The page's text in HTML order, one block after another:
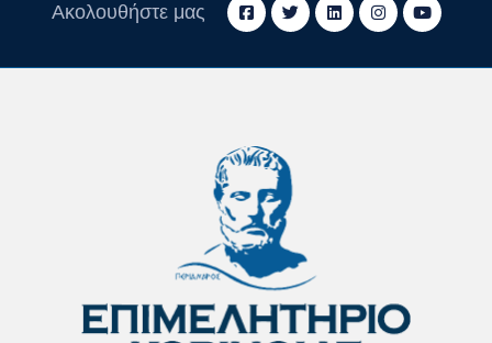
Ακολουθήστε μας